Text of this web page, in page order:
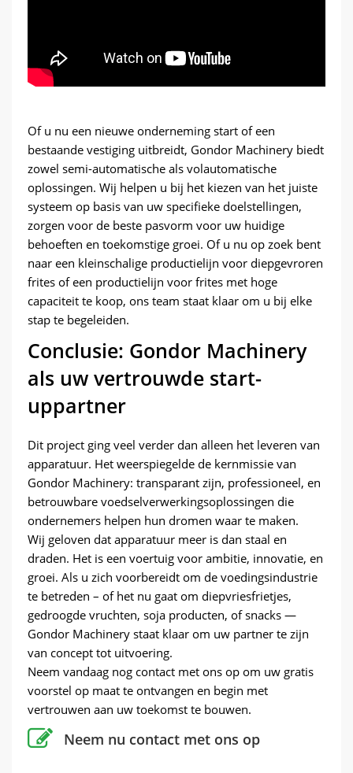
Of u nu een nieuwe onderneming start of een
bestaande vestiging uitbreidt, Gondor Machinery biedt
zowel semi-automatische als volautomatische
oplossingen. Wij helpen u bij het kiezen van het juiste
systeem op basis van uw specifieke doelstellingen,
zorgen voor de beste pasvorm voor uw huidige
behoeften en toekomstige groei. Of u nu op zoek bent
naar een kleinschalige productielijn voor diepgevroren
frites of een productielijn voor frites met hoge
capaciteit te koop, ons team staat klaar om u bij elke
stap te begeleiden.
Conclusie: Gondor Machinery
als uw vertrouwde start-
uppartner
Dit project ging veel verder dan alleen het leveren van
apparatuur. Het weerspiegelde de kernmissie van
Gondor Machinery: transparant zijn, professioneel, en
betrouwbare voedselverwerkingsoplossingen die
ondernemers helpen hun dromen waar te maken.
Wij geloven dat apparatuur meer is dan staal en
draden. Het is een voertuig voor ambitie, innovatie, en
groei. Als u zich voorbereidt om de voedingsindustrie
te betreden – of het nu gaat om diepvriesfrietjes,
gedroogde vruchten, soja producten, of snacks —
Gondor Machinery staat klaar om uw partner te zijn
van concept tot uitvoering.
Neem vandaag nog contact met ons op om uw gratis
voorstel op maat te ontvangen en begin met
vertrouwen aan uw toekomst te bouwen.
Neem nu contact met ons op